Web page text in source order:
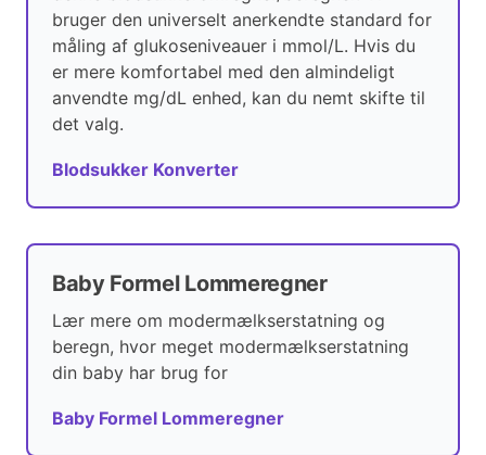
bruger den universelt anerkendte standard for
måling af glukoseniveauer i mmol/L. Hvis du
er mere komfortabel med den almindeligt
anvendte mg/dL enhed, kan du nemt skifte til
det valg.
Blodsukker Konverter
Baby Formel Lommeregner
Lær mere om modermælkserstatning og
beregn, hvor meget modermælkserstatning
din baby har brug for
Baby Formel Lommeregner